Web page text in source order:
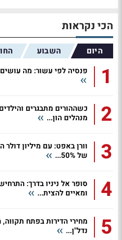
הכי נקראות
היום השבוע
1 פנסיה לפי עשור: מה עושים בגיל 20, 30,
2
כשההורים מתבגרים
מנהלים הון...
3
וורן באפט: עם מיליון דולר
של 50%...
4
סופר אל ניניו בדרך:
ומאיים להצית...
5
מחירי הדירות בפתח
נדל"ן...